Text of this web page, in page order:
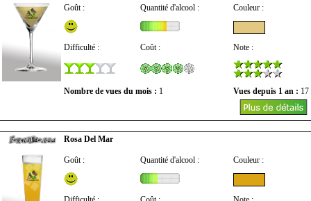
Goût : Quantité d'alcool : Couleur :
Difficulté : Coût : Note :
Nombre de vues du mois : 1 Vues depuis 1 an : 17
Rosa Del Mar
Goût : Quantité d'alcool : Couleur :